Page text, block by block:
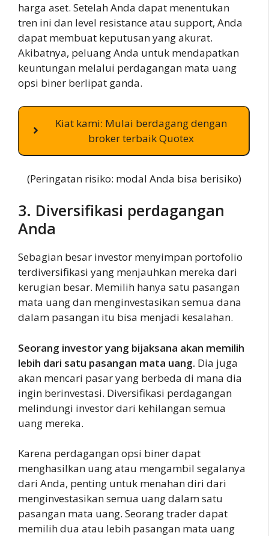
harga aset. Setelah Anda dapat menentukan
tren ini dan level resistance atau support, Anda
dapat membuat keputusan yang akurat.
Akibatnya, peluang Anda untuk mendapatkan
keuntungan melalui perdagangan mata uang
opsi biner berlipat ganda.
Kiat kami: Mulai berdagang dengan
broker terbaik Quotex
(Peringatan risiko: modal Anda bisa berisiko)
3. Diversifikasi perdagangan
Anda
Sebagian besar investor menyimpan portofolio
terdiversifikasi yang menjauhkan mereka dari
kerugian besar. Memilih hanya satu pasangan
mata uang dan menginvestasikan semua dana
dalam pasangan itu bisa menjadi kesalahan.
Seorang investor yang bijaksana akan memilih
lebih dari satu pasangan mata uang. Dia juga
akan mencari pasar yang berbeda di mana dia
ingin berinvestasi. Diversifikasi perdagangan
melindungi investor dari kehilangan semua
uang mereka.
Karena perdagangan opsi biner dapat
menghasilkan uang atau mengambil segalanya
dari Anda, penting untuk menahan diri dari
menginvestasikan semua uang dalam satu
pasangan mata uang. Seorang trader dapat
memilih dua atau lebih pasangan mata uang